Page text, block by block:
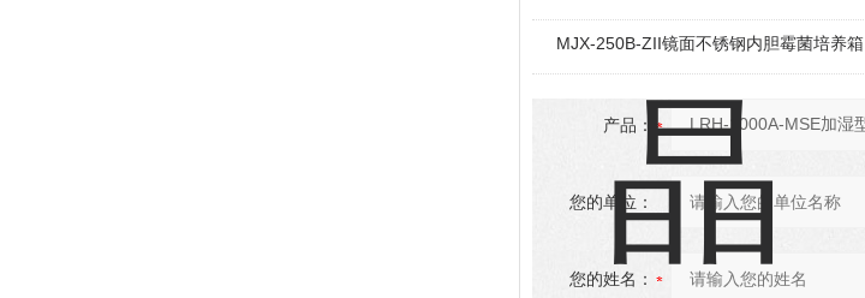
MJX-250B-ZII镜面不锈钢内胆霉菌培养箱
产品：
您的单位：
您的姓名：